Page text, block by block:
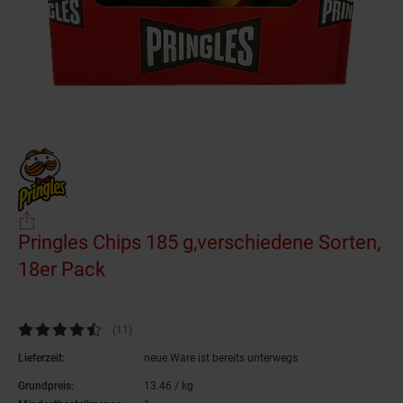
Pringles Chips 185 g,verschiedene Sorten,
18er Pack
Kundenbewertung: 4,36 von 5 Sternen
(11 Kundenbewertungen
)
Lieferzeit: neue Ware ist bereits unterwegs
Grundpreis: 13.46 / kg